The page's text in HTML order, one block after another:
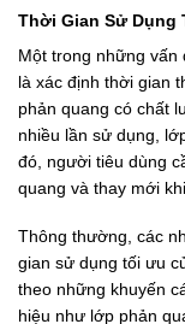
Thời Gian Sử Dụng
Một trong những vấn
là xác định thời gian
phản quang có chất
nhiều lần sử dụng,
đó, người tiêu dùng
quang và thay mới
Thông thường, các
gian sử dụng tối ưu
theo những khuyến
hiệu như lớp phản